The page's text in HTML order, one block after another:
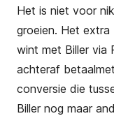
Het is niet voor
groeien. Het extra
wint met Biller via
achteraf
conversie die
Biller nog maar